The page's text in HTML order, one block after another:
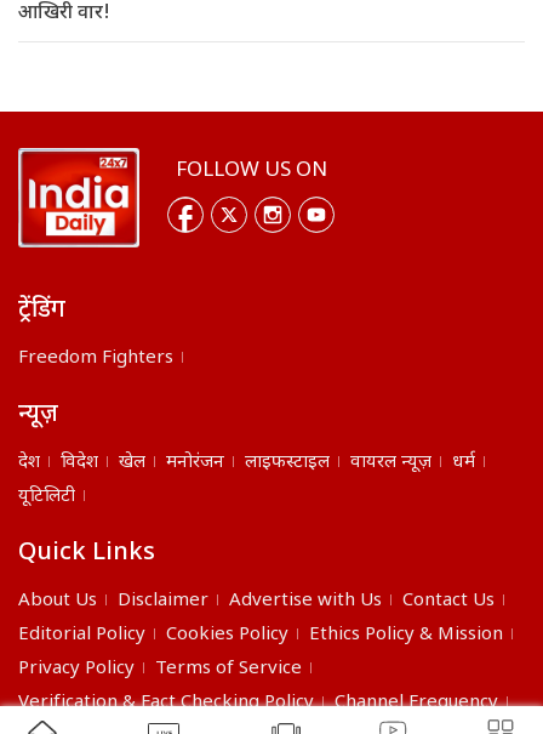
आखिरी वार!
FOLLOW US ON
ट्रेंडिंग
Freedom Fighters
न्यूज़
देश विदेश खेल मनोरंजन लाइफस्टाइल वायरल न्यूज़
धर्म
यूटिलिटी
Quick Links
About Us Disclaimer Advertise with Us
Contact Us
Editorial Policy
Cookies Policy
Ethics Policy & Mission
Privacy Policy
Terms of Service
Verification & Fact Checking Policy
Channel Frequency